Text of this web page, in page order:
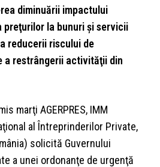
diminuării impactului
preţurilor la bunuri şi servicii
reducerii riscului de
a restrângerii activităţii din
marţi AGERPRES, IMM
al Întreprinderilor Private,
solicită Guvernului
a unei ordonanţe de urgenţă